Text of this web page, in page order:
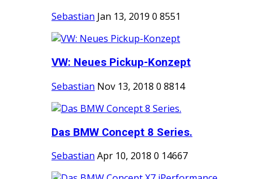
Sebastian Jan 13, 2019 0 8551
VW: Neues Pickup-Konzept
Sebastian Nov 13, 2018 0 8814
Das BMW Concept 8 Series.
Sebastian Apr 10, 2018 0 14667